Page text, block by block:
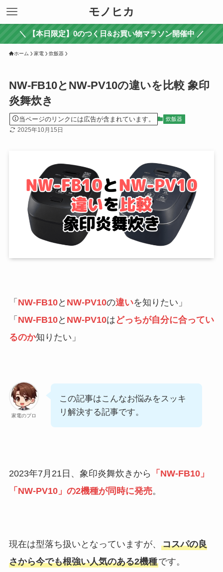
モノヒカ
＼ 【本日限定】0のつく日&お買い物マラソン開催中 ／
ホーム 家電 炊飯器
NW-FB10とNW-PV10の違いを比較 象印
炎舞炊き
当ページのリンクには広告が含まれています。 炊飯器
2025年10月15日
「 NW-FB10と NW-PV10の違いを知りたい」
「 NW-FB10と NW-PV10は どっちが自分に合ってい
るのか知りたい」
家電のプロ
この記事はこんなお悩みをスッキ
リ解決する記事です。
2023年7月21日、象印炎舞炊きから
「NW-FB10」
「NW-PV10」の2機種が同時に発売。
現在は型落ち扱いとなっていますが、 コスパの良
さから今でも根強い人気のある2機種です。